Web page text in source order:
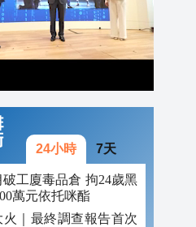
24小時 7天
工廈毒品倉 拘24歲黑
萬元依托咪酯
火｜最終調查報告首次